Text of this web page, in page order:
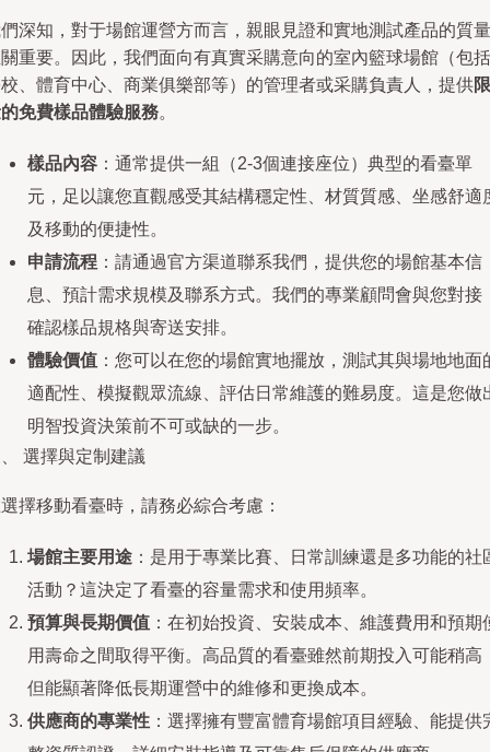
深知，對于場館運營方而言，親眼見證和實地測試產品的質量
重要。因此，我們面向有真實采購意向的室內籃球場館（包括
、體育中心、商業俱樂部等）的管理者或采購負責人，提供限
免費樣品體驗服務。
樣品內容 ：通常提供一組（2-3個連接座位）典型的看臺單
元，足以讓您直觀感受其結構穩定性、材質質感、坐感舒適
及移動的便捷性。
申請流程 ：請通過官方渠道聯系我們，提供您的場館基本信
息、預計需求規模及聯系方式。我們的專業顧問會與您對接
確認樣品規格與寄送安排。
體驗價值 ：您可以在您的場館實地擺放，測試其與場地地面
適配性、模擬觀眾流線、評估日常維護的難易度。這是您做
明智投資決策前不可或缺的一步。
選擇與定制建議
擇移動看臺時，請務必綜合考慮：
場館主要用途 ：是用于專業比賽、日常訓練還是多功能的社
活動？這決定了看臺的容量需求和使用頻率。
預算與長期價值 ：在初始投資、安裝成本、維護費用和預期
用壽命之間取得平衡。高品質的看臺雖然前期投入可能稍高
但能顯著降低長期運營中的維修和更換成本。
供應商的專業性 ：選擇擁有豐富體育場館項目經驗、能提供